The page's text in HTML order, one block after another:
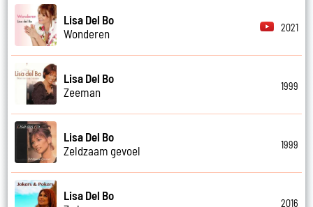
Lisa Del Bo
Wonderen
2021
Lisa Del Bo
Zeeman
1999
Lisa Del Bo
Zeldzaam gevoel
1999
Lisa Del Bo
2016